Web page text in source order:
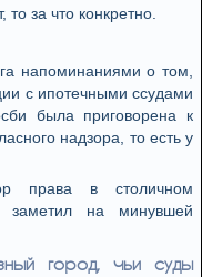
за что конкретно.
напоминаниями о том,
с ипотечными ссудами
была приговорена к
надзора, то есть у
права в столичном
заметил на минувшей
город, чьи суды